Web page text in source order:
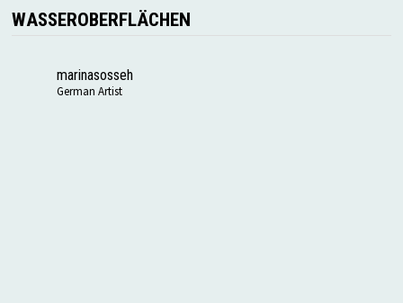
WASSEROBERFLÄCHEN
marinasosseh
German Artist